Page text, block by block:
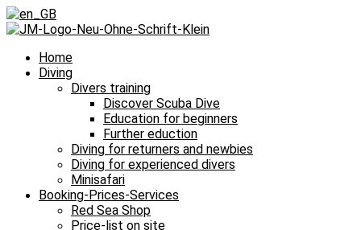
Home
Diving
Divers training
Discover Scuba Dive
Education for beginners
Further eduction
Diving for returners and newbies
Diving for experienced divers
Minisafari
Booking-Prices-Services
Red Sea Shop
Price-list on site